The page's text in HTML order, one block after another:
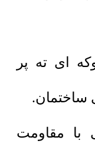
ای ته پر
ساختمان.
با مقاومت